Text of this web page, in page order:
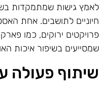
גישות שמתמקדות
לתושבים. אחת
ירוקים, כמו
בשיפור איכות
פעולה